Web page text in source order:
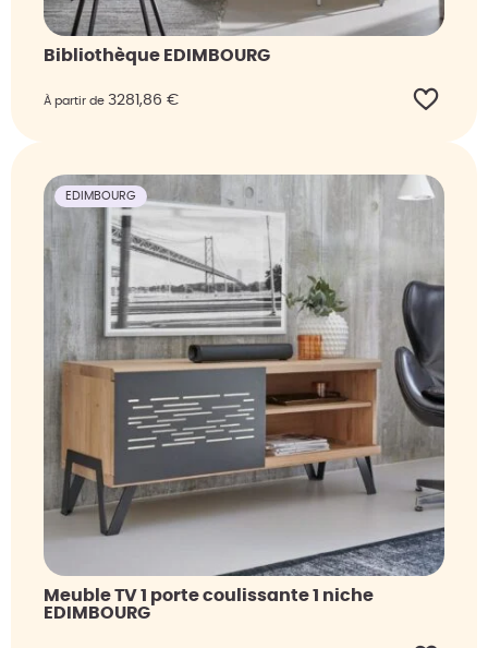
Bibliothèque EDIMBOURG
À partir de 3281,86 €
EDIMBOURG
Meuble TV 1 porte coulissante 1 niche
EDIMBOURG